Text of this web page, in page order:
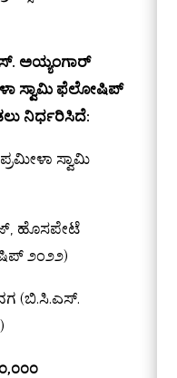
ಅಯ್ಯಂಗಾರ್
ಸ್ವಾಮಿ ಫೆಲೋಷಿಪ್
ನಿರ್ಧರಿಸಿದೆ:
ಸ್ವಾಮಿ
ಹೊಸಪೇಟೆ
೨೦೨೨)
(ಬಿ.ಸಿ.ಎಸ್.
,೦೦೦